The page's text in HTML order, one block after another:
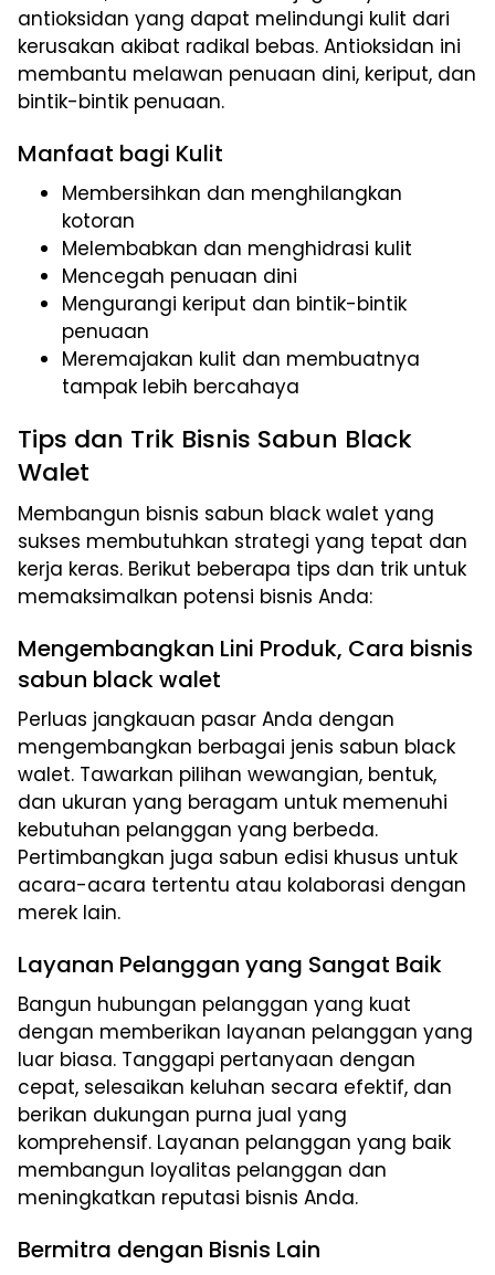
antioksidan yang dapat melindungi kulit dari
kerusakan akibat radikal bebas. Antioksidan ini
membantu melawan penuaan dini, keriput, dan
bintik-bintik penuaan.
Manfaat bagi Kulit
Membersihkan dan menghilangkan
kotoran
Melembabkan dan menghidrasi kulit
Mencegah penuaan dini
Mengurangi keriput dan bintik-bintik
penuaan
Meremajakan kulit dan membuatnya
tampak lebih bercahaya
Tips dan Trik Bisnis Sabun Black
Walet
Membangun bisnis sabun black walet yang
sukses membutuhkan strategi yang tepat dan
kerja keras. Berikut beberapa tips dan trik untuk
memaksimalkan potensi bisnis Anda:
Mengembangkan Lini Produk, Cara bisnis
sabun black walet
Perluas jangkauan pasar Anda dengan
mengembangkan berbagai jenis sabun black
walet. Tawarkan pilihan wewangian, bentuk,
dan ukuran yang beragam untuk memenuhi
kebutuhan pelanggan yang berbeda.
Pertimbangkan juga sabun edisi khusus untuk
acara-acara tertentu atau kolaborasi dengan
merek lain.
Layanan Pelanggan yang Sangat Baik
Bangun hubungan pelanggan yang kuat
dengan memberikan layanan pelanggan yang
luar biasa. Tanggapi pertanyaan dengan
cepat, selesaikan keluhan secara efektif, dan
berikan dukungan purna jual yang
komprehensif. Layanan pelanggan yang baik
membangun loyalitas pelanggan dan
meningkatkan reputasi bisnis Anda.
Bermitra dengan Bisnis Lain